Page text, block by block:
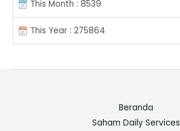
This Month : 8539
This Year : 275864
Beranda
Saham Daily Services